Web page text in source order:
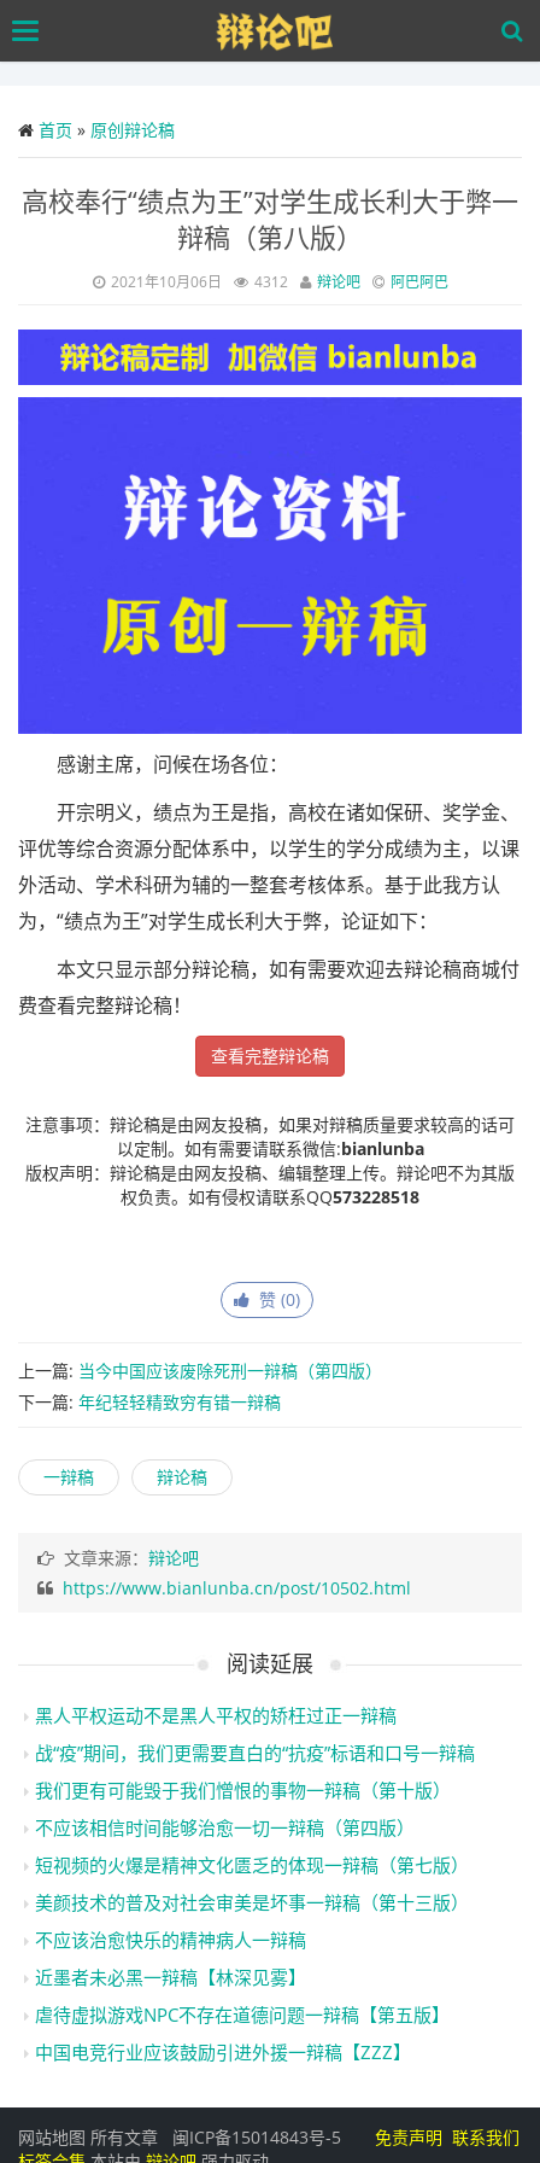
to
main
Toggle
首页 » 原创辩论稿
高校奉行“绩点为王”对学生成长利大于弊一
辩稿（第八版）
2021年10月06日 4312 辩论吧 阿巴阿巴
感谢主席，问候在场各位：
开宗明义，绩点为王是指，高校在诸如保研、奖学金、
评优等综合资源分配体系中，以学生的学分成绩为主，以课
外活动、学术科研为辅的一整套考核体系。基于此我方认
为，“绩点为王”对学生成长利大于弊，论证如下：
本文只显示部分辩论稿，如有需要欢迎去辩论稿商城付
费查看完整辩论稿！
查看完整辩论稿
注意事项：辩论稿是由网友投稿，如果对辩稿质量要求较高的话可
以定制。如有需要请联系微信:bianlunba
版权声明：辩论稿是由网友投稿、编辑整理上传。辩论吧不为其版
权负责。如有侵权请联系QQ573228518
赞 (0)
上一篇: 当今中国应该废除死刑一辩稿（第四版）
下一篇: 年纪轻轻精致穷有错一辩稿
一辩稿 辩论稿
文章来源： 辩论吧
https://www.bianlunba.cn/post/10502.html
阅读延展
黑人平权运动不是黑人平权的矫枉过正一辩稿
战“疫”期间，我们更需要直白的“抗疫”标语和口号一辩稿
我们更有可能毁于我们憎恨的事物一辩稿（第十版）
不应该相信时间能够治愈一切一辩稿（第四版）
短视频的火爆是精神文化匮乏的体现一辩稿（第七版）
美颜技术的普及对社会审美是坏事一辩稿（第十三版）
不应该治愈快乐的精神病人一辩稿
近墨者未必黑一辩稿【林深见雾】
虐待虚拟游戏NPC不存在道德问题一辩稿【第五版】
中国电竞行业应该鼓励引进外援一辩稿【ZZZ】
网站地图 所有文章 闽ICP备15014843号-5 免责声明 联系我们